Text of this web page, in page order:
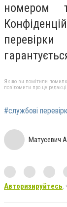
номером
Якщо ви помітили
повідомити про це
#службові
Матусевич
Авторизируйтесь,